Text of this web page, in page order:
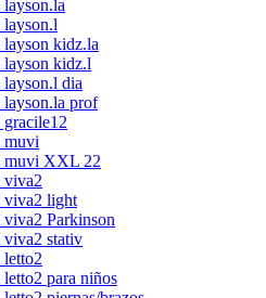
kidz.la
kidz.l
dia
prof
muvi
muvi XXL 22
light
Parkinson
stativ
para niños